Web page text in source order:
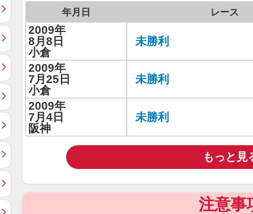
年月日 レース
2009年
8月8日
小倉
未勝利
2009年
7月25日
小倉
未勝利
2009年
7月4日
阪神
未勝利
もっと見
注意事